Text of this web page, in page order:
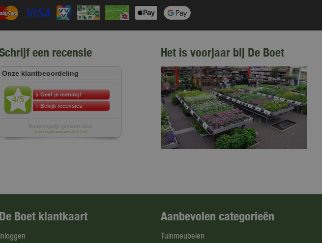
Het is voorjaar bij De Boet
een recensie
De Boet klantkaart
Inloggen
Aanbevolen categorieën
Tuinmeubelen